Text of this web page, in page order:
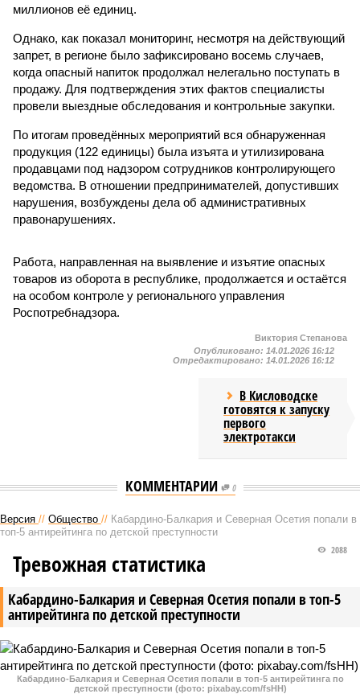
миллионов её единиц.
Однако, как показал мониторинг, несмотря на действующий
запрет, в регионе было зафиксировано восемь случаев,
когда опасный напиток продолжал нелегально поступать в
продажу. Для подтверждения этих фактов специалисты
провели выездные обследования и контрольные закупки.
По итогам проведённых мероприятий вся обнаруженная
продукция (122 единицы) была изъята и утилизирована
продавцами под надзором сотрудников контролирующего
ведомства. В отношении предпринимателей, допустивших
нарушения, возбуждены дела об административных
правонарушениях.
Работа, направленная на выявление и изъятие опасных
товаров из оборота в республике, продолжается и остаётся
на особом контроле у регионального управления
Роспотребнадзора.
Виктория Степанова
Опубликовано: 14.01.2026 16:12
Отредактировано: 14.01.2026 16:12
В Кисловодске
готовятся к запуску
первого
электротакси
КОММЕНТАРИИ 0
Версия // Общество // Кабардино-Балкария и Северная Осетия попали в
топ-5 антирейтинга по детской преступности
Кабардино-Балкария и Северная Осетия попали в топ-5
антирейтинга по детской преступности
2088
Тревожная статистика
Кабардино-Балкария и Северная Осетия попали в топ-5 антирейтинга по
детской преступности (фото: pixabay.com/fsHH)